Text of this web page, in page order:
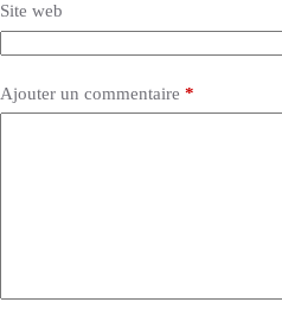
Site web
Ajouter un commentaire *